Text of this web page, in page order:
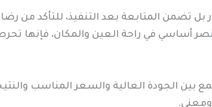
تضمن المتابعة بعد التنفيذ، للتأكد من رضا
أساسي في راحة العين والمكان، فإنها
بين الجودة العالية والسعر المناسب
ومعنى.